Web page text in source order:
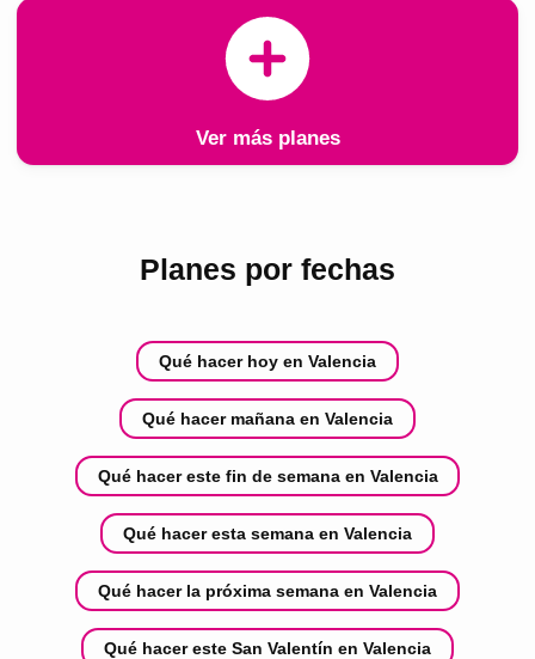
Ver más planes
Planes por fechas
Qué hacer hoy en Valencia
Qué hacer mañana en Valencia
Qué hacer este fin de semana en Valencia
Qué hacer esta semana en Valencia
Qué hacer la próxima semana en Valencia
Qué hacer este San Valentín en Valencia